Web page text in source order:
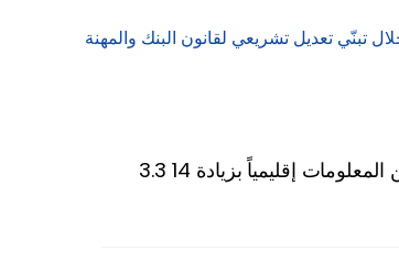
تبنّي تعديل تشريعي لقانون البنك والمهنة